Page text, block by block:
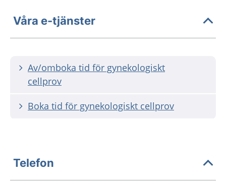
Våra e-tjänster
Av/omboka tid för gynekologiskt
cellprov
Boka tid för gynekologiskt cellprov
Telefon